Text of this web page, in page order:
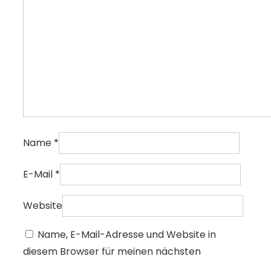
Name *
E-Mail *
Website
Name, E-Mail-Adresse und Website in
diesem Browser für meinen nächsten